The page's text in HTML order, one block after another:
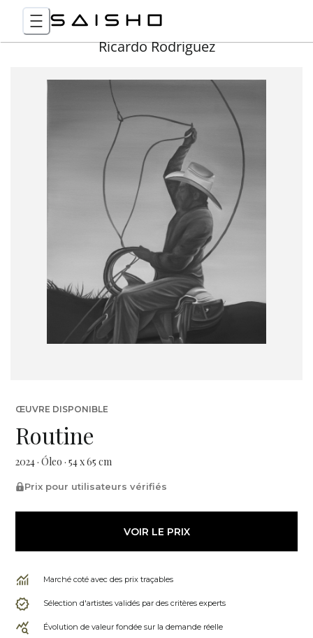
Ricardo Rodriguez
ŒUVRE DISPONIBLE
Routine
2024 · Óleo · 54 x 65 cm
Prix pour utilisateurs vérifiés
VOIR LE PRIX
Marché coté avec des prix traçables
Sélection d'artistes validés par des critères experts
Évolution de valeur fondée sur la demande réelle